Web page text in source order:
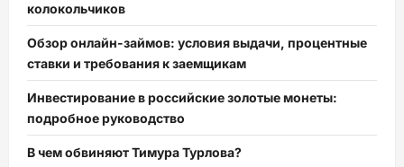
колокольчиков
Обзор онлайн-займов: условия выдачи, процентные
ставки и требования к заемщикам
Инвестирование в российские золотые монеты:
подробное руководство
В чем обвиняют Тимура Турлова?